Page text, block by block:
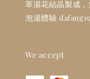
萃湯花結晶製成
泡湯體驗
We accept